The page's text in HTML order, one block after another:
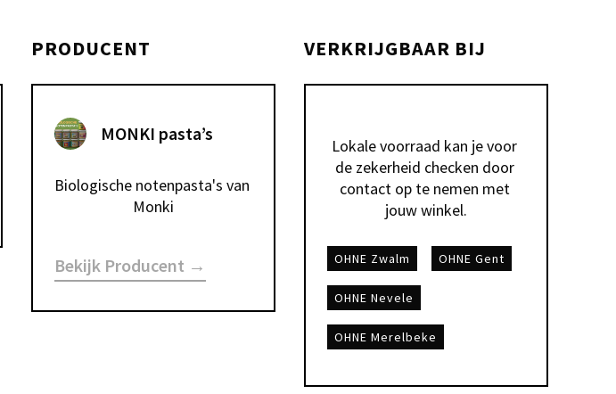
PRODUCENT
MONKI pasta’s
Biologische notenpasta's van
Monki
Bekijk Producent →
VERKRIJGBAAR BIJ
Lokale voorraad kan je voor
de zekerheid checken door
contact op te nemen met
jouw winkel.
OHNE Zwalm OHNE Gent
OHNE Nevele
OHNE Merelbeke